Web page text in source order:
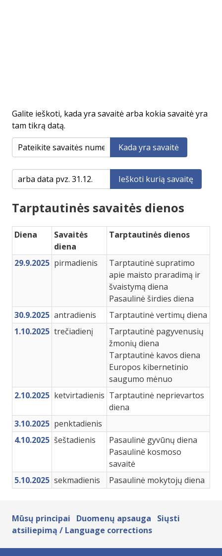
Galite ieškoti, kada yra savaitė arba kokia savaitė yra
tam tikrą datą.
Kada yra savaitė
Ieškoti kurią savaitę
Tarptautinės savaitės dienos
Diena
Savaitės
diena
Tarptautinės dienos
29.9.2025 pirmadienis
Tarptautinė supratimo
apie maisto praradimą ir
švaistymą diena
Pasaulinė širdies diena
30.9.2025 antradienis
Tarptautinė vertimų diena
1.10.2025 trečiadienį
Tarptautinė pagyvenusių
žmonių diena
Tarptautinė kavos diena
Europos kibernetinio
saugumo mėnuo
2.10.2025 ketvirtadienis Tarptautinė neprievartos
diena
3.10.2025 penktadienis
4.10.2025 šeštadienis
Pasaulinė gyvūnų diena
Pasaulinė kosmoso
savaitė
5.10.2025 sekmadienis Pasaulinė mokytojų diena
Mūsų principai Duomenų apsauga
Siųsti
atsiliepimą / Language corrections